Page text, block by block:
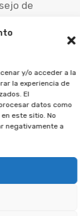
y/o acceder a la
la experiencia de
El
datos como
este sitio. No
negativamente a
de
a